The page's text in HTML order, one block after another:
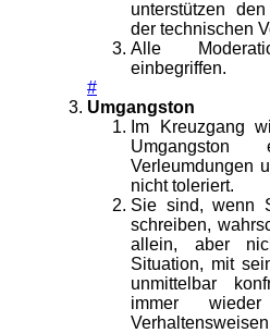
unterstützen
der technischen
Alle
einbegriffen.
#
Umgangston
Im Kreuzgang
Umgangston
Verleumdungen
nicht toleriert.
Sie sind, wenn
schreiben,
allein, aber
Situation, mit
unmittelbar
immer